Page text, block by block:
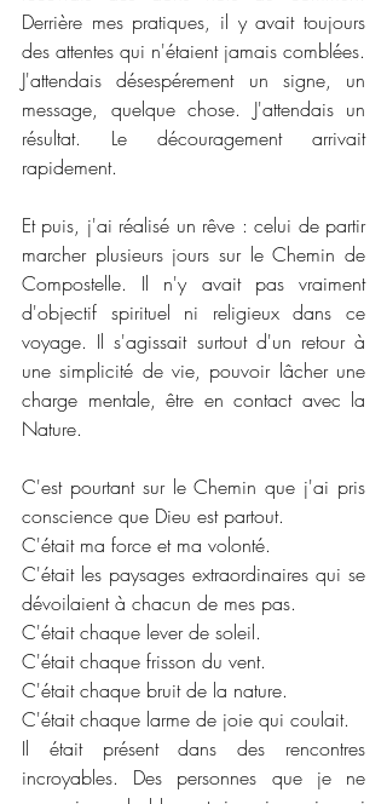
Derrière mes pratiques, il y avait toujours
des attentes qui n'étaient jamais comblées.
J'attendais désespérement un signe, un
message, quelque chose. J'attendais un
résultat. Le découragement arrivait
rapidement.
Et puis, j'ai réalisé un rêve : celui de partir
marcher plusieurs jours sur le Chemin de
Compostelle. Il n'y avait pas vraiment
d'objectif spirituel ni religieux dans ce
voyage. Il s'agissait surtout d'un retour à
une simplicité de vie, pouvoir lâcher une
charge mentale, être en contact avec la
Nature.
C'est pourtant sur le Chemin que j'ai pris
conscience que Dieu est partout.
C'était ma force et ma volonté.
C'était les paysages extraordinaires qui se
dévoilaient à chacun de mes pas.
C'était chaque lever de soleil.
C'était chaque frisson du vent.
C'était chaque bruit de la nature.
C'était chaque larme de joie qui coulait.
Il était présent dans des rencontres
incroyables. Des personnes que je ne